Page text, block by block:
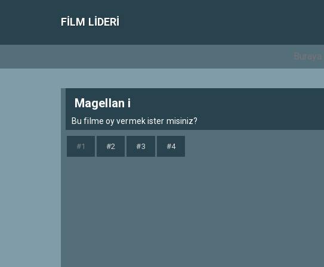
FILM LIDERI
Magellan i
Bu filme oy vermek ister misiniz?
#1 #2 #3 #4